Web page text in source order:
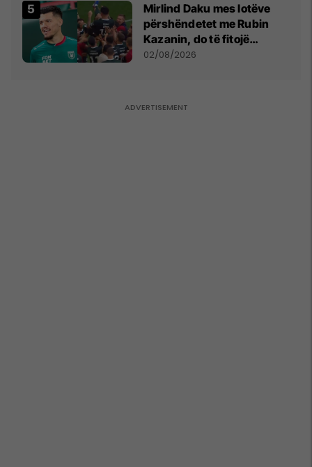
Mirlind Daku mes lotëve
përshëndetet me Rubin
Kazanin, do të fitojë
miliona te Spartak Moska
02/08/2026